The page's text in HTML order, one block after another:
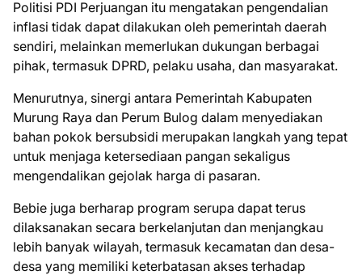
Politisi PDI Perjuangan itu mengatakan pengendalian
inflasi tidak dapat dilakukan oleh pemerintah daerah
sendiri, melainkan memerlukan dukungan berbagai
pihak, termasuk DPRD, pelaku usaha, dan masyarakat.
Menurutnya, sinergi antara Pemerintah Kabupaten
Murung Raya dan Perum Bulog dalam menyediakan
bahan pokok bersubsidi merupakan langkah yang tepat
untuk menjaga ketersediaan pangan sekaligus
mengendalikan gejolak harga di pasaran.
Bebie juga berharap program serupa dapat terus
dilaksanakan secara berkelanjutan dan menjangkau
lebih banyak wilayah, termasuk kecamatan dan desa-
desa yang memiliki keterbatasan akses terhadap